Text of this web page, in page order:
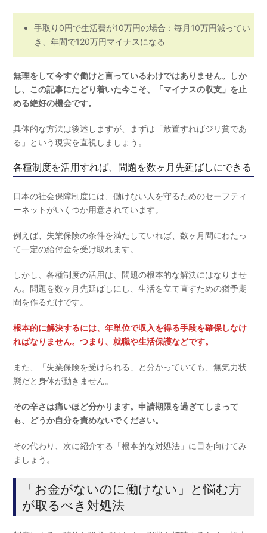
手取り0円で生活費が10万円の場合：毎月10万円減ってい
き、年間で120万円マイナスになる
無理をして今すぐ働けと言っているわけではありません。​​しか
し、この記事にたどり着いた今こそ、「マイナスの収支」を止
める絶好の機会です。
具体的な方法は後述しますが、まずは「放置すればジリ貧であ
る」という現実を直視しましょう。
各種制度を活用すれば、問題を数ヶ月先延ばしにできる
日本の社会保障制度には、働けない人を守るためのセーフティ
ーネットがいくつか用意されています。
例えば、失業保険の条件を満たしていれば、数ヶ月間にわたっ
て一定の給付金を受け取れます。
しかし、各種制度の活用は、問題の根本的な解決にはなりませ
ん。問題を数ヶ月先延ばしにし、生活を立て直すための猶予期
間を作るだけです。
根本的に解決するには、年単位で収入を得る手段を確保しなけ
ればなりません。つまり、就職や生活保護などです。
また、「失業保険を受けられる」と分かっていても、無気力状
態だと身体が動きません。
その辛さは痛いほど分かります。申請期限を過ぎてしまって
も、どうか自分を責めないでください。
その代わり、次に紹介する「根本的な対処法」に目を向けてみ
ましょう。
「お金がないのに働けない」と悩む方
が取るべき対処法